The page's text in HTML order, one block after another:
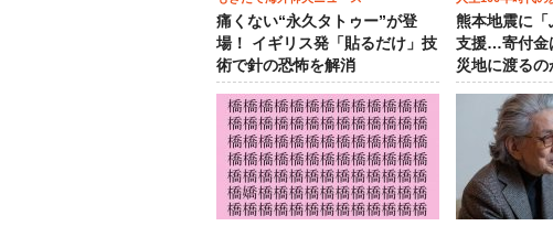
痛くない“永久タトゥー”が登
場！ イギリス発「貼るだけ」技
術で針の恐怖を解消
熊本地震に
支援…寄付金
災地に渡るの